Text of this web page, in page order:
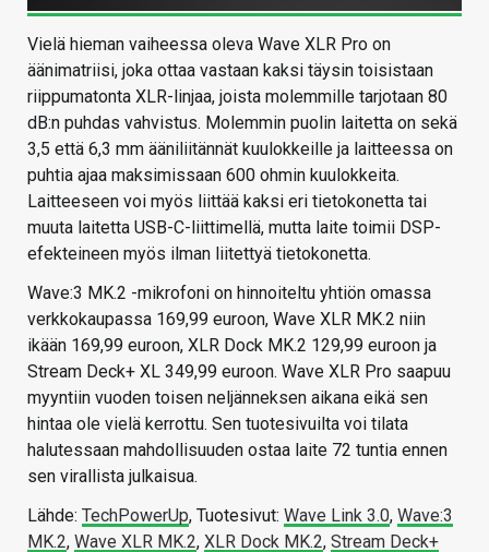
Vielä hieman vaiheessa oleva Wave XLR Pro on
äänimatriisi, joka ottaa vastaan kaksi täysin toisistaan
riippumatonta XLR-linjaa, joista molemmille tarjotaan 80
dB:n puhdas vahvistus. Molemmin puolin laitetta on sekä
3,5 että 6,3 mm ääniliitännät kuulokkeille ja laitteessa on
puhtia ajaa maksimissaan 600 ohmin kuulokkeita.
Laitteeseen voi myös liittää kaksi eri tietokonetta tai
muuta laitetta USB-C-liittimellä, mutta laite toimii DSP-
efekteineen myös ilman liitettyä tietokonetta.
Wave:3 MK.2 -mikrofoni on hinnoiteltu yhtiön omassa
verkkokaupassa 169,99 euroon, Wave XLR MK.2 niin
ikään 169,99 euroon, XLR Dock MK.2 129,99 euroon ja
Stream Deck+ XL 349,99 euroon. Wave XLR Pro saapuu
myyntiin vuoden toisen neljänneksen aikana eikä sen
hintaa ole vielä kerrottu. Sen tuotesivuilta voi tilata
halutessaan mahdollisuuden ostaa laite 72 tuntia ennen
sen virallista julkaisua.
Lähde: TechPowerUp, Tuotesivut: Wave Link 3.0, Wave:3
MK.2, Wave XLR MK.2, XLR Dock MK.2, Stream Deck+